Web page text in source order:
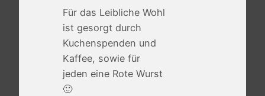
Für das Leibliche Wohl
ist gesorgt durch
Kuchenspenden und
Kaffee, sowie für
jeden eine Rote Wurst
🙂